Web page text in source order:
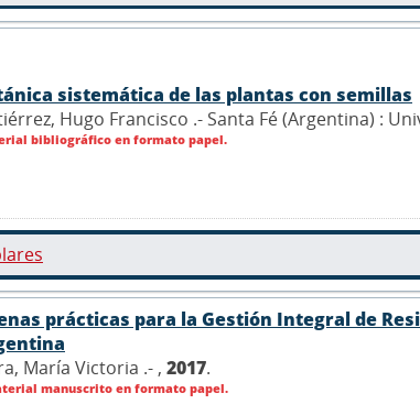
sistemática de las plantas con semillas
Hugo Francisco .- Santa Fé (Argentina) :
bibliográfico en formato papel.
prácticas para la Gestión Integral de
María Victoria .- , 2017.
manuscrito en formato papel.